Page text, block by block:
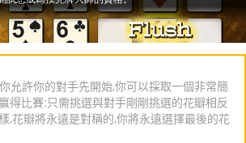
允許你的對手先開始,你可以採取一個非常簡
得比賽:只需挑選與對手剛剛挑選的花瓣相反
,花瓣將永遠是對稱的,你將永遠選擇最後的花